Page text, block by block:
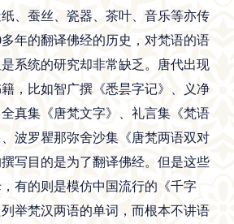
、蚕丝、瓷器、茶叶、音乐等亦传
年的翻译佛经的历史，对梵语的语
系统的研究却非常缺乏。唐代出现
，比如智广撰《悉昙字记》、义净
真集《唐梵文字》、礼言集《梵语
波罗瞿那弥舍沙集《唐梵两语双对
写目的是为了翻译佛经。但是这些
有的则是模仿中国流行的《千字
举梵汉两语的单词，而根本不讲语